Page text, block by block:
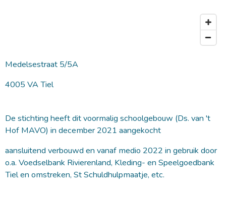
Medelsestraat 5/5A
4005 VA Tiel
De stichting heeft dit voormalig schoolgebouw (Ds. van 't
Hof MAVO) in december 2021 aangekocht
aansluitend verbouwd en vanaf medio 2022 in gebruik door
o.a. Voedselbank Rivierenland, Kleding- en Speelgoedbank
Tiel en omstreken, St Schuldhulpmaatje, etc.